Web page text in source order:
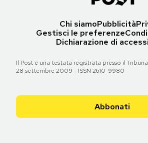
Chi siamoPubblicità
Gestisci le preferenze
Dichiarazione di
Il Post è una testata registrata presso il
28 settembre 2009 - ISSN 2610-9980
Abbonati